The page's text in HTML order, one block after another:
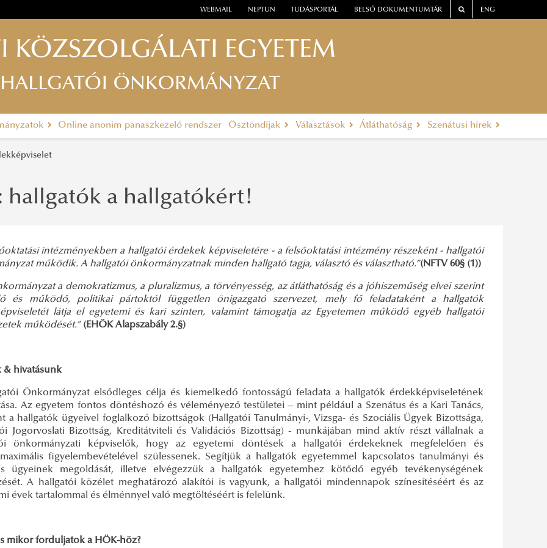
WEBMAIL NEPTUN TUDÁSPORTÁL BELSŐ DOKUMENTUMTÁR ENG
KÖZSZOLGÁLATI EGYETEM
HALLGATÓI ÖNKORMÁNYZAT
Online anonim panaszkezelő rendszer Ösztöndíjak Választások Átláthatóság Szenátusi hírek
hallgatók a hallgatókért!
intézményekben a hallgatói érdekek képviseletére - a felsőoktatási intézmény részeként - hallgatói
működik. A hallgatói önkormányzatnak minden hallgató tagja, választó és választható.”(NFTV 60§ (1))
a demokratizmus, a pluralizmus, a törvényesség, az átláthatóság és a jóhiszeműség elvei szerint
és működő, politikai pártoktól független önigazgató szervezet, mely fő feladataként a hallgatók
látja el egyetemi és kari szinten, valamint támogatja az Egyetemen működő egyéb hallgatói
működését.” (EHÖK Alapszabály 2.§)
& hivatásunk
Önkormányzat elsődleges célja és kiemelkedő fontosságú feladata a hallgatók érdekképviseletének
Az egyetem fontos döntéshozó és véleményező testületei – mint például a Szenátus és a Kari Tanács,
a hallgatók ügyeivel foglalkozó bizottságok (Hallgatói Tanulmányi-, Vizsga- és Szociális Ügyek Bizottsága,
Jogorvoslati Bizottság, Kreditátviteli és Validációs Bizottság) - munkájában mind aktív részt vállalnak a
önkormányzati képviselők, hogy az egyetemi döntések a hallgatói érdekeknek megfelelően és
figyelembevételével szülessenek. Segítjük a hallgatók egyetemmel kapcsolatos tanulmányi és
ügyeinek megoldását, illetve elvégezzük a hallgatók egyetemhez kötődő egyéb tevékenységének
A hallgatói közélet meghatározó alakítói is vagyunk, a hallgatói mindennapok színesítéséért és az
évek tartalommal és élménnyel való megtöltéséért is felelünk.
mikor forduljatok a HÖK-höz?